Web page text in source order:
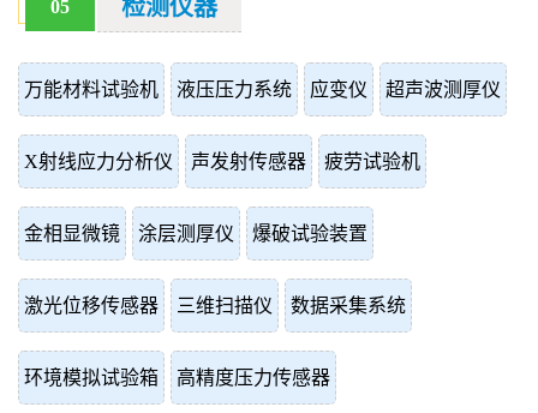
05 检测仪器
万能材料试验机 液压压力系统 应变仪 超声波测厚仪
X射线应力分析仪 声发射传感器 疲劳试验机
金相显微镜 涂层测厚仪 爆破试验装置
激光位移传感器 三维扫描仪 数据采集系统
环境模拟试验箱 高精度压力传感器